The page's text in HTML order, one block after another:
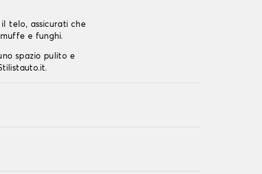
telo, assicurati che
e funghi.
spazio pulito e